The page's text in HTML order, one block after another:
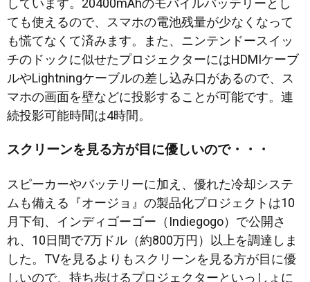
ても使えるので、スマホの電池残量が少なくなって
も慌てなくて済みます。また、ニンテンドースイッ
チのドックに似せたプロジェクターにはHDMIケーブ
ルやLightningケーブルの差し込み口があるので、ス
マホの画面を壁などに投影することが可能です。連
続投影可能時間は4時間。
スクリーンを見る方が目に優しいので・・・
スピーカーやバッテリーに加え、優れた冷却システ
ムも備える『オージョ』の製品化プロジェクトは10
月下旬、インディゴーゴー（Indiegogo）で公開さ
れ、10日間で7万ドル（約800万円）以上を調達しま
した。TVを見るよりもスクリーンを見る方が目に優
しいので、持ち歩けるプロジェクターといっしょに